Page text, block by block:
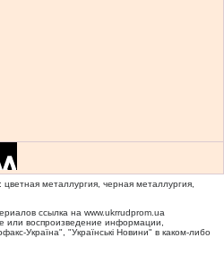
металлургия, черная металлургия,
ссылка на www.ukrrudprom.ua
или воспроизведение информации,
Україна", "Українськi Новини" в каком-либо